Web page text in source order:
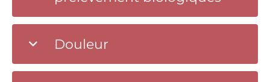
Douleur